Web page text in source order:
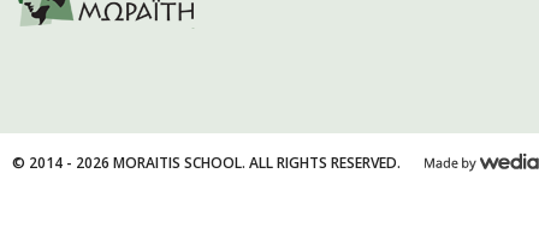
© 2014 - 2026 MORAITIS SCHOOL. ALL RIGHTS RESERVED.